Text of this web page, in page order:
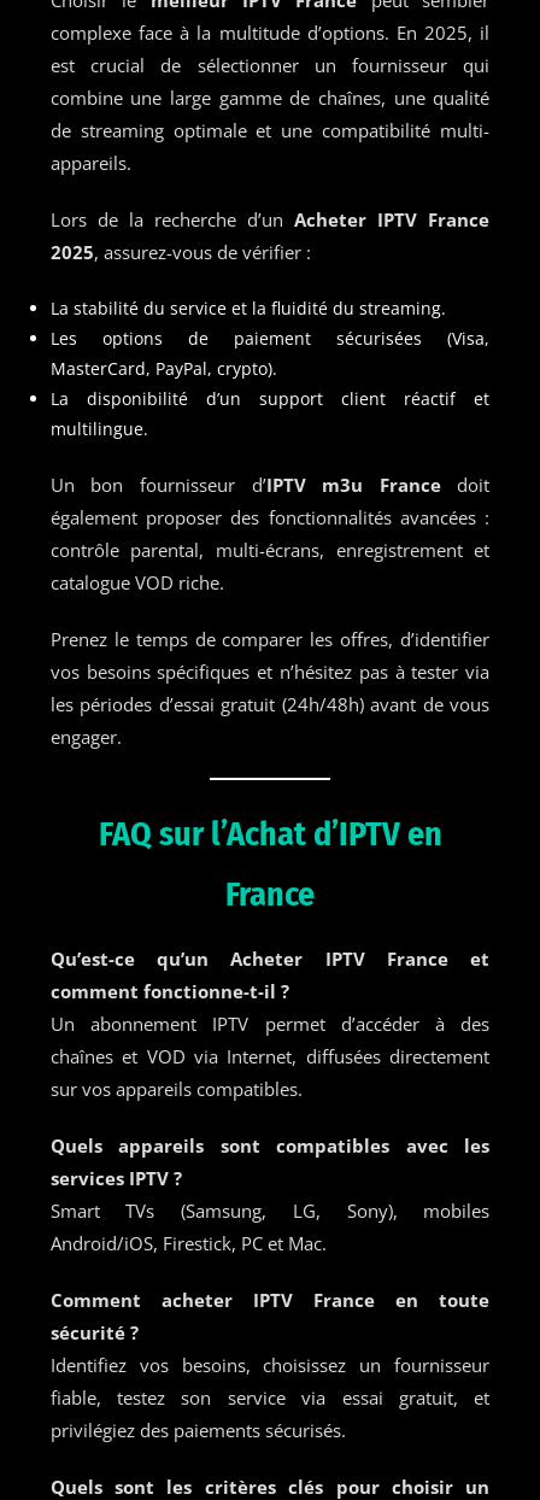
complexe face à la multitude d’options. En 2025, il
est crucial de sélectionner un fournisseur qui
combine une large gamme de chaînes, une qualité
de streaming optimale et une compatibilité multi-
appareils.
Lors de la recherche d’unAcheter IPTV France
2025, assurez-vous de vérifier :
La stabilité du service et la fluidité du streaming.
Les options de paiement sécurisées (Visa,
MasterCard, PayPal, crypto).
La disponibilité d’un support client réactif et
multilingue.
Un bon fournisseur d’IPTV m3u Francedoit
également proposer des fonctionnalités avancées :
contrôle parental, multi-écrans, enregistrement et
catalogue VOD riche.
Prenez le temps de comparer les offres, d’identifier
vos besoins spécifiques et n’hésitez pas à tester via
les périodes d’essai gratuit (24h/48h) avant de vous
engager.
FAQ sur l’Achat d’IPTV en
France
Qu’est-ce qu’un Acheter IPTV France et
comment fonctionne-t-il ?
Un abonnement IPTV permet d’accéder à des
chaînes et VOD via Internet, diffusées directement
sur vos appareils compatibles.
Quels appareils sont compatibles avec les
services IPTV ?
Smart TVs (Samsung, LG, Sony), mobiles
Android/iOS, Firestick, PC et Mac.
Comment acheter IPTV France en toute
sécurité ?
Identifiez vos besoins, choisissez un fournisseur
fiable, testez son service via essai gratuit, et
privilégiez des paiements sécurisés.
Quels sont les critères clés pour choisir un